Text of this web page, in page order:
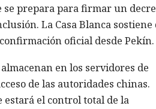
se prepara para firmar un
La Casa Blanca sostiene
oficial desde Pekín.
en los servidores de
de las autoridades chinas.
estará el control total de la